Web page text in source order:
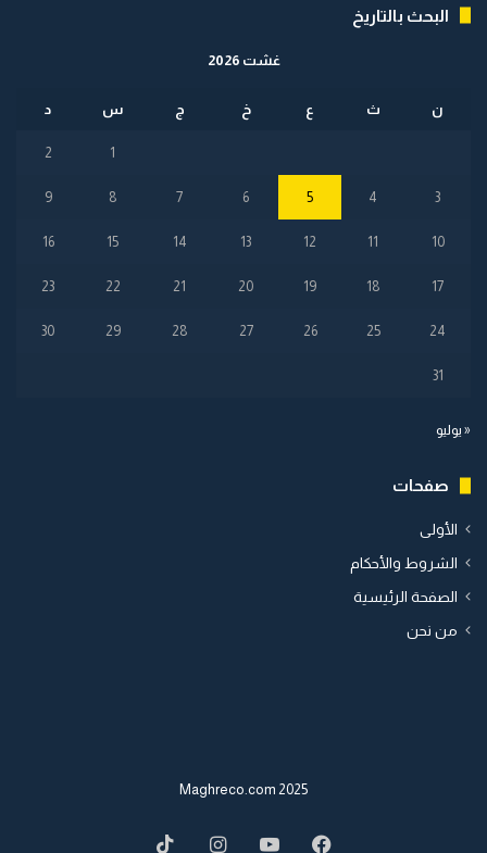
البحث بالتاريخ
غشت 2026
ن ث ع خ ج س د
1
2
3
4
5
6
7
8
9
10
11
12
13
14
15
16
17
18
19
20
21
22
23
24
25
26
27
28
29
30
31
« يوليو
صفحات
الأولى
الشروط والأحكام
الصفحة الرئيسية
من نحن
2025 Maghreco.com
Facebook
YouTube
Instagram